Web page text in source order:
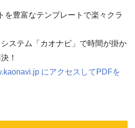
を豊富なテンプレートで楽々クラ
ステム「カオナビ」で時間が掛か
！
にアクセスしてPDFを